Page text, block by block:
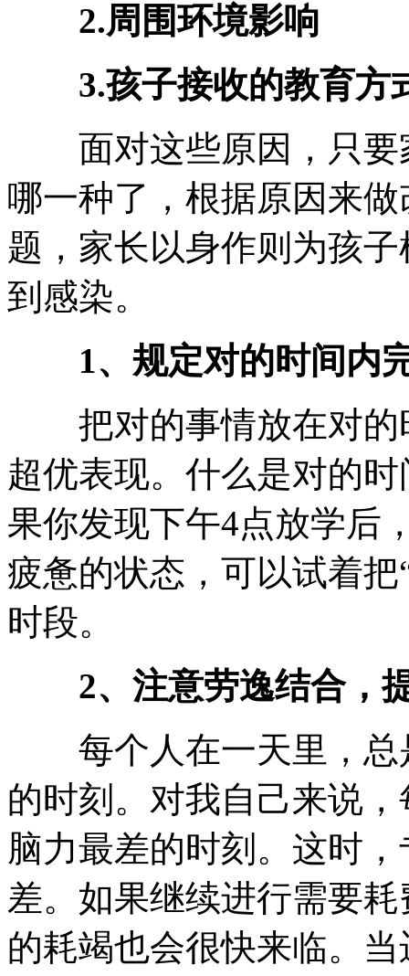
2.周围环境影响
3.孩子接收的教育方
面对这些原因，只要
哪一种了，根据原因来
题，家长以身作则为孩
到感染。
1、规定对的时间内
把对的事情放在对的
超优表现。什么是对的
果你发现下午4点放学后
疲惫的状态，可以试着把
时段。
2、注意劳逸结合，
每个人在一天里，总
的时刻。对我自己来说
脑力最差的时刻。这时
差。如果继续进行需要
的耗竭也会很快来临。